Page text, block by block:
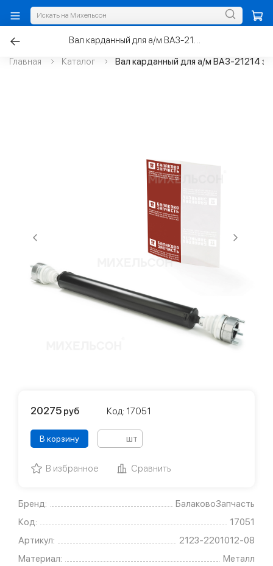
Главная Каталог Вал карданный для а/м ВАЗ-21214
Бренд:
БалаковоЗапчасть
Код:
17051
Артикул:
2123-2201012-08
Материал:
Металл
20275 руб Код: 17051
В корзину шт
В избранное Сравнить